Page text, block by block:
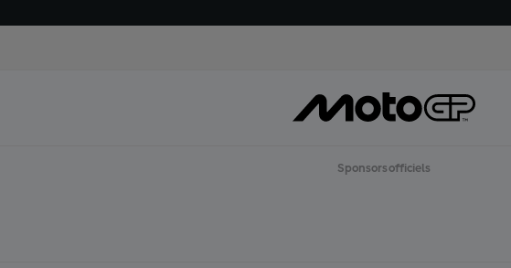
Sponsors officiels